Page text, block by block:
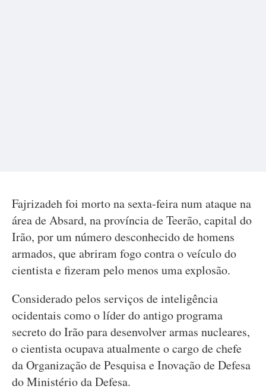
Fajrizadeh foi morto na sexta-feira num ataque na
área de Absard, na província de Teerão, capital do
Irão, por um número desconhecido de homens
armados, que abriram fogo contra o veículo do
cientista e fizeram pelo menos uma explosão.
Considerado pelos serviços de inteligência
ocidentais como o líder do antigo programa
secreto do Irão para desenvolver armas nucleares,
o cientista ocupava atualmente o cargo de chefe
da Organização de Pesquisa e Inovação de Defesa
do Ministério da Defesa.